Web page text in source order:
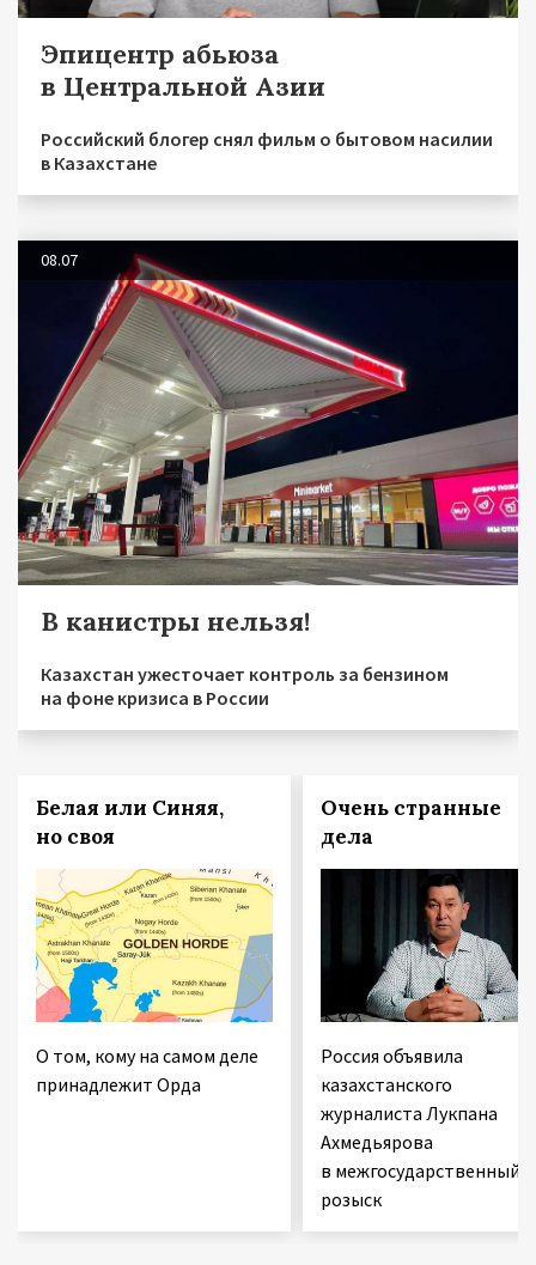
Эпицентр абьюза
в Центральной Азии
Российский блогер снял фильм о бытовом насилии
в Казахстане
08.07
В канистры нельзя!
Казахстан ужесточает контроль за бензином
на фоне кризиса в России
Белая или Синяя,
но своя
О том, кому на самом деле
принадлежит Орда
Очень странные
дела
Россия объявила
казахстанского
журналиста Лукпана
Ахмедьярова
в межгосударственный
розыск